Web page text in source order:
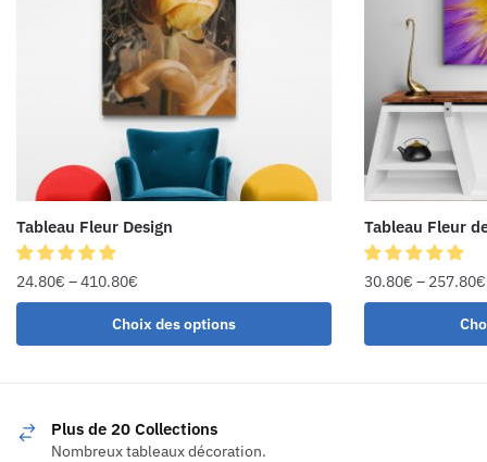
Tableau Fleur Design
24.80€ –410.80€
Choix des options
Tableau Fleur
30.80€ – 257.80€
Plus de 20 Collections
Nombreux tableaux décoration.